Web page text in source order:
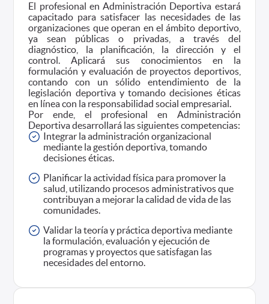
El profesional en Administración Deportiva estará
capacitado para satisfacer las necesidades de las
organizaciones que operan en el ámbito deportivo,
ya sean públicas o privadas, a través del
diagnóstico, la planificación, la dirección y el
control. Aplicará sus conocimientos en la
formulación y evaluación de proyectos deportivos,
contando con un sólido entendimiento de la
legislación deportiva y tomando decisiones éticas
en línea con la responsabilidad social empresarial.
Por ende, el profesional en Administración
Deportiva desarrollará las siguientes competencias:
Integrar la administración organizacional
mediante la gestión deportiva, tomando
decisiones éticas.
Planificar la actividad física para promover la
salud, utilizando procesos administrativos que
contribuyan a mejorar la calidad de vida de las
comunidades.
Validar la teoría y práctica deportiva mediante
la formulación, evaluación y ejecución de
programas y proyectos que satisfagan las
necesidades del entorno.